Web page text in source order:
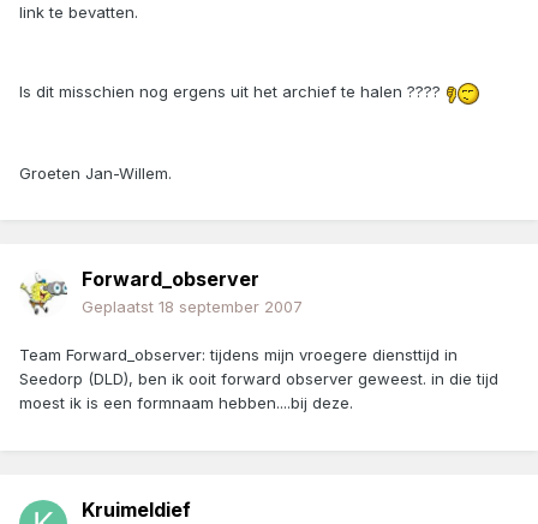
link te bevatten.
Is dit misschien nog ergens uit het archief te halen ????
Groeten Jan-Willem.
Forward_observer
Geplaatst 18 september 2007
Team Forward_observer: tijdens mijn vroegere diensttijd in
Seedorp (DLD), ben ik ooit forward observer geweest. in die tijd
moest ik is een formnaam hebben....bij deze.
Kruimeldief